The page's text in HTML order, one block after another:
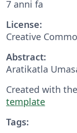
7 anni fa
License:
Creative
Abstract:
Aratikatla
Created with the
template
Tags: